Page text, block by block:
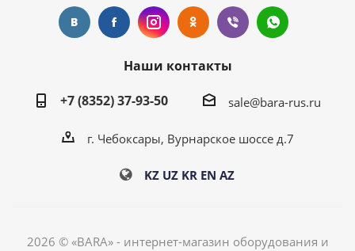
Наши контакты
+7 (8352) 37-93-50
sale@bara-rus.ru
г. Чебоксары, Вурнарское шоссе д.7
KZ UZ KR EN AZ
2026 © «BARA» - интернет-магазин оборудования и